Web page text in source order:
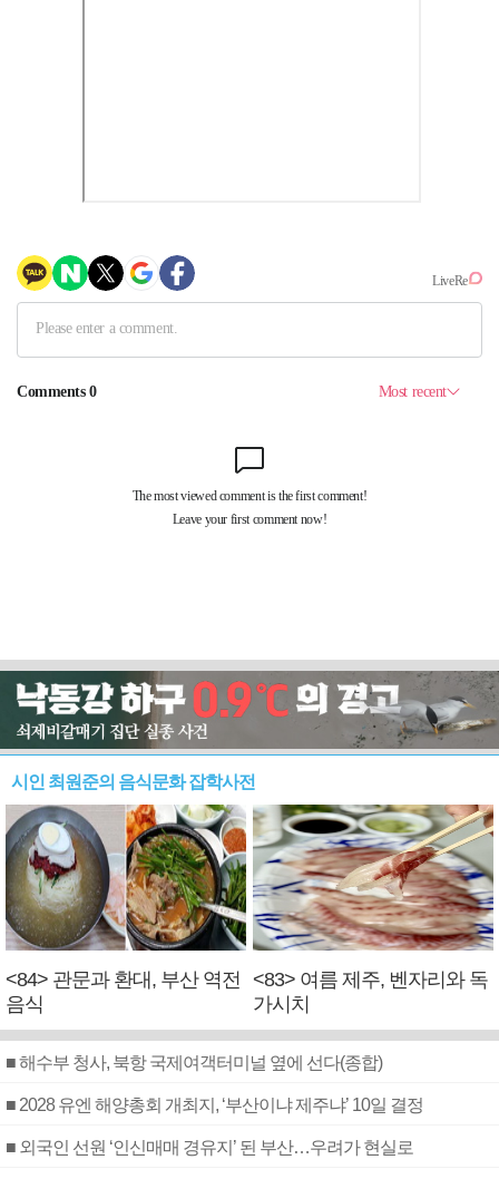
시인 최원준의 음식문화 잡학사전
<84> 관문과 환대, 부산 역전
음식
<83> 여름 제주, 벤자리와 독
가시치
■ 해수부 청사, 북항 국제여객터미널 옆에 선다(종합)
■ 2028 유엔 해양총회 개최지, ‘부산이냐 제주냐’ 10일 결정
■ 외국인 선원 ‘인신매매 경유지’ 된 부산…우려가 현실로